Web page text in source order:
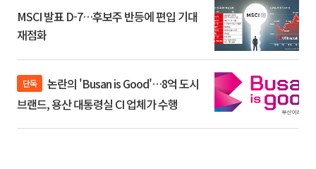
MSCI 발표 D-7…후보주 반등에 편입 기대
재점화
단독
브랜드, 용산 대통령실 CI 업체가 수행